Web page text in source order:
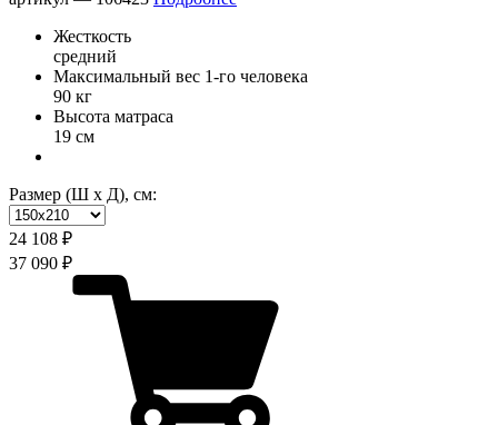
Жесткость
средний
Максимальный вес 1-го человека
90 кг
Высота матраса
19 см
Размер (Ш х Д), см:
24 108 ₽
37 090 ₽